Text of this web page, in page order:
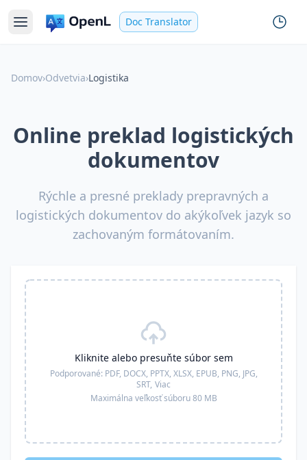
Doc Translator
Domov›Odvetvia›Logistika
Online preklad logistických
dokumentov
Rýchle a presné preklady prepravných a
logistických dokumentov do akýkoľvek jazyk so
zachovaným formátovaním.
Kliknite alebo presuňte súbor sem
Podporované: PDF, DOCX, PPTX, XLSX, EPUB, PNG, JPG,
SRT, Viac
Maximálna veľkosť súboru 80 MB